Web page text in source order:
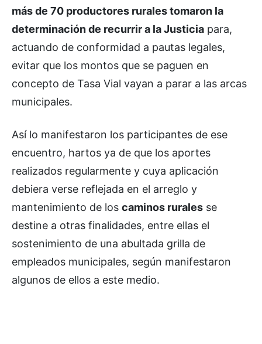
más de 70 productores rurales tomaron la
determinación de recurrir a la Justicia para,
actuando de conformidad a pautas legales,
evitar que los montos que se paguen en
concepto de Tasa Vial vayan a parar a las arcas
municipales.
Así lo manifestaron los participantes de ese
encuentro, hartos ya de que los aportes
realizados regularmente y cuya aplicación
debiera verse reflejada en el arreglo y
mantenimiento de los caminos rurales se
destine a otras finalidades, entre ellas el
sostenimiento de una abultada grilla de
empleados municipales, según manifestaron
algunos de ellos a este medio.